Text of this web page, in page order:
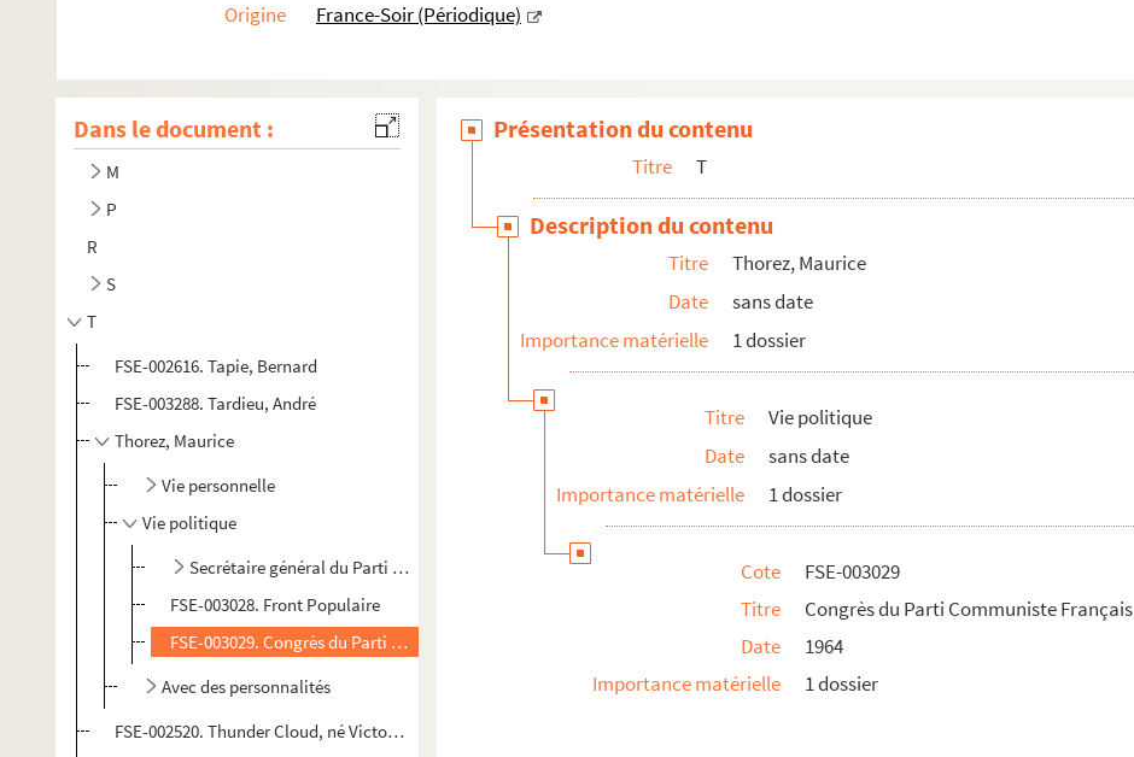
Origine
France-Soir (Périodique)
Dans le document :
M
P
R
S
T
FSE-002616. Tapie, Bernard
FSE-003288. Tardieu, André
Thorez, Maurice
Vie personnelle
Vie politique
Secrétaire général du Parti Communiste Français
FSE-003028. Front Populaire
FSE-003029. Congrès du Parti Communiste Français
Avec des personnalités
FSE-002520. Thunder Cloud, né Victor Daniels
Présentation du contenu
Titre T
Description du contenu
Titre
Thorez, Maurice
Date
sans date
Importance matérielle
1 dossier
Titre
Vie politique
Date
sans date
Importance matérielle
1 dossier
Cote
FSE-003029
Titre
Congrès du Parti Communiste Français
Date
1964
Importance matérielle
1 dossier